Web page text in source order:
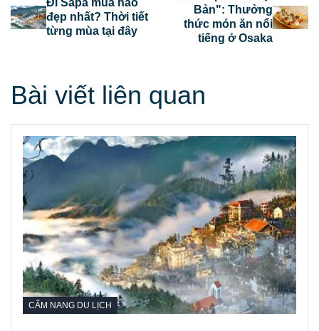
Đi Sapa mùa nào
đẹp nhất? Thời tiết
từng mùa tại đây
Bản": Thưởng
thức món ăn nổi
tiếng ở Osaka
Bài viết liên quan
CẨM NANG DU LỊCH